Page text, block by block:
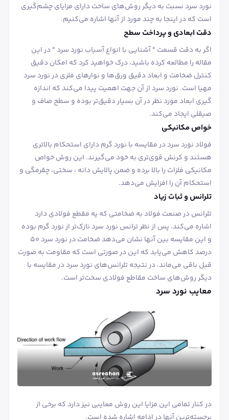
نورد سرد نسبت به دیگر روش‌های ساخت دارای مزایای چشم‌گیری
است که در اینجا به چند مورد از آنها اشاره می‌کنیم.
دقت ابعادی و پرداخت سطح
اگر به دقت قسمت " آشنایی با انواع آسیاب نورد سرد " در این
مقاله را مطالعه کرده باشید، درک خواهید کرد که امکان دقیق
کنترل ضخامت و ابعاد دقیق ورق‌ها و نوارهای فلزی در نورد سرد
مهیا است. نورد سرد از آن جهت اهمیت پیدا می‌کند که اندازه
گیری ابعاد مورد نظر در آن بسیار دقیق‌تر بوده و سطح صاف و
صیقلی ایجاد می‌کند.
خواص مکانیکی
فولاد نورد سرد در مقایسه با نورد گرم دارای استحکام بالاتری
هستند و کرنش قوی‌تری به خود می‌گیرند. این روش خواص
مکانیکی فلزات را بالا برده و ضمن پالایش دانه ، سختی، چقرمگی و
استحکام آن را افزایش می‌دهد.
تلرانس و ثبات زیاد
تلرانس در صنعت فولاد به ضخامتی که یه مقطع فولادی دارد
اشاره می‌کند. پس از نظر ترانس نورد سرد نازک‌تر از نورد گرم بوده
و این مقایسه بین آنها نشان می‌دهد ضخامت در نورد سرد 50
درصد کاهش می‌یابد که این در صورتی است که مقاومت به صورت
قبل باقی می‌ماند. در نتیجه تلرانس‌های نورد سرد در مقایسه با
دیگر روش‌های ساخت مقاطع فولادی سخت‌تر است.
معایب نورد سرد
در کنار تمامی این مزایا این روش معایبی نیز دارد که برخی از
برجسته‌ترین آنها در ادامه اشاره شده است.